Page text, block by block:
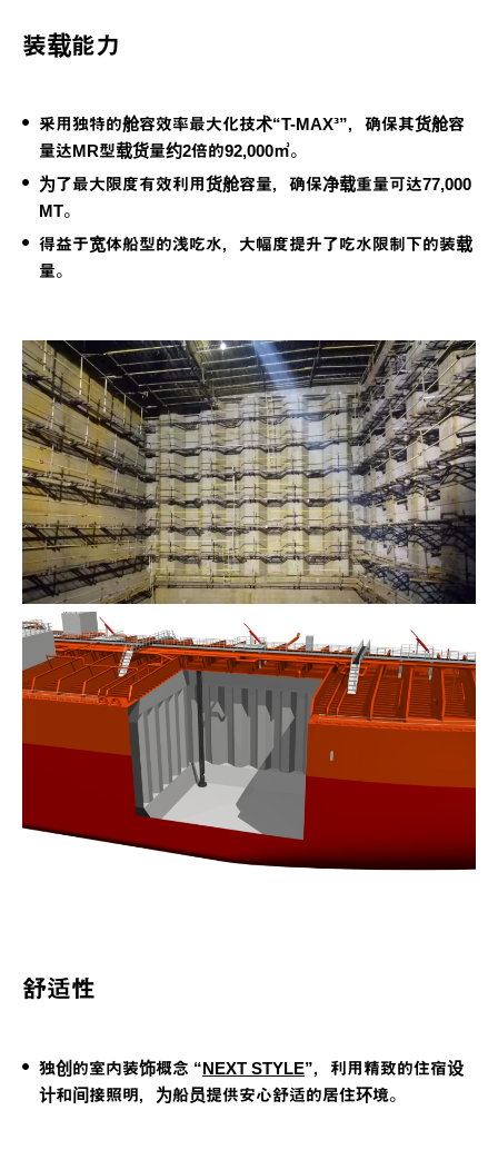
装载能力
采用独特的舱容效率最大化技术“T-MAX³”，确保其货舱容
量达MR型载货量约2倍的92,000㎥。
为了最大限度有效利用货舱容量，确保净载重量可达77,000
MT。
得益于宽体船型的浅吃水，大幅度提升了吃水限制下的装载
量。
舒适性
独创的室内装饰概念 “NEXT STYLE”，利用精致的住宿设
计和间接照明，为船员提供安心舒适的居住环境。